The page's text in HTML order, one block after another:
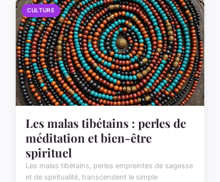
CULTURE
Les malas tibétains : perles de
méditation et bien-être
spirituel
Les malas tibétains, perles empreintes de sagesse
et de spiritualité, transcendent le simple